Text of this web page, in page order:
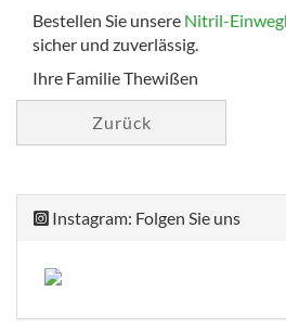
Bestellen Sie unsere Nitril-
sicher und zuverlässig.
Ihre Familie Thewißen
Zurück
Instagram: Folgen Sie uns